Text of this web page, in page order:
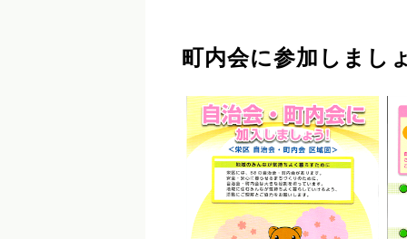
町内会に参加しまし